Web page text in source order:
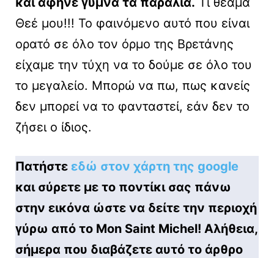
Θεέ μου!!! Το φαινόμενο αυτό που είναι
ορατό σε όλο τον όρμο της Βρετάνης
είχαμε την τύχη να το δούμε σε όλο του
το μεγαλείο. Μπορώ να πω, πως κανείς
δεν μπορεί να το φανταστεί, εάν δεν το
ζήσει ο ίδιος.
Πατήστε εδώ στον χάρτη της google
και σύρετε με το ποντίκι σας πάνω
στην εικόνα ώστε να δείτε την περιοχή
γύρω από το Mon Saint Michel! Αλήθεια,
σήμερα που διαβάζετε αυτό το άρθρο